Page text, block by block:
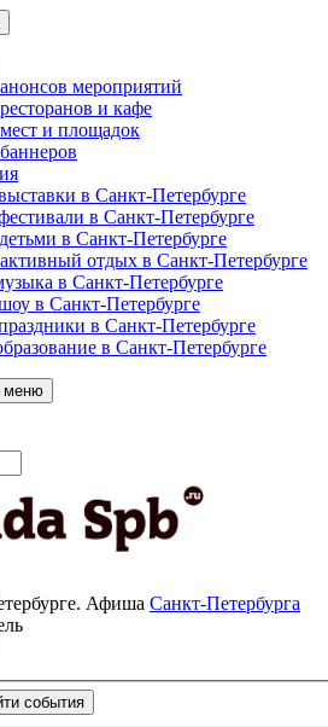
мероприятий
и кафе
и площадок
в Санкт-Петербурге
в Санкт-Петербурге
в Санкт-Петербурге
отдых в Санкт-Петербурге
в Санкт-Петербурге
в Санкт-Петербурге
в Санкт-Петербурге
в Санкт-Петербурге
меню
Афиша Санкт-Петербурга